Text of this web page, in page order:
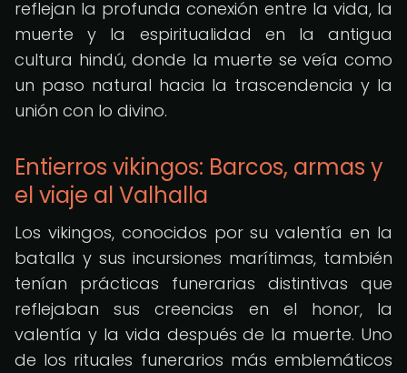
reflejan la profunda conexión entre la vida, la
muerte y la espiritualidad en la antigua
cultura hindú, donde la muerte se veía como
un paso natural hacia la trascendencia y la
unión con lo divino.
Entierros vikingos: Barcos, armas y
el viaje al Valhalla
Los vikingos, conocidos por su valentía en la
batalla y sus incursiones marítimas, también
tenían prácticas funerarias distintivas que
reflejaban sus creencias en el honor, la
valentía y la vida después de la muerte. Uno
de los rituales funerarios más emblemáticos